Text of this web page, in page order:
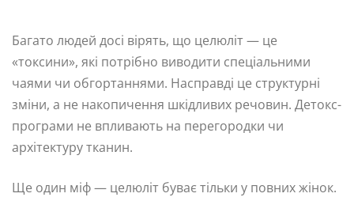
Багато людей досі вірять, що целюліт — це
«токсини», які потрібно виводити спеціальними
чаями чи обгортаннями. Насправді це структурні
зміни, а не накопичення шкідливих речовин. Детокс-
програми не впливають на перегородки чи
архітектуру тканин.
Ще один міф — целюліт буває тільки у повних жінок.